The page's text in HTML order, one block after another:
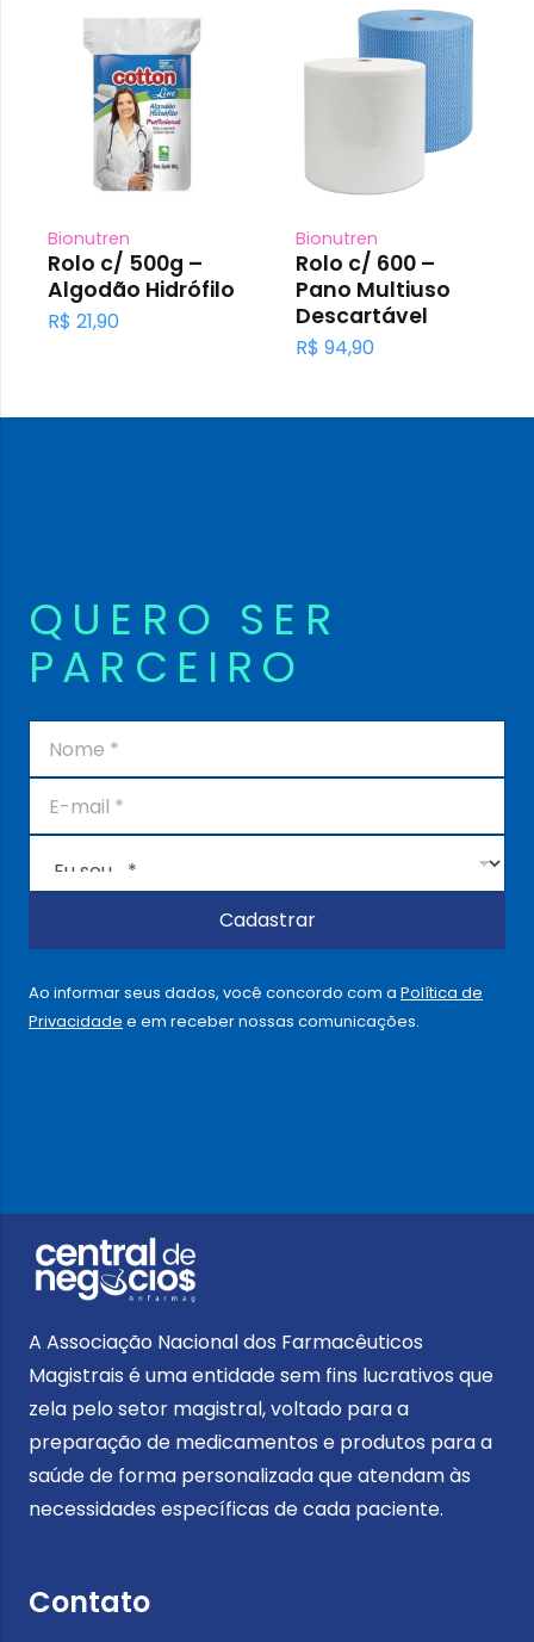
Bionutren
Rolo c/ 500g –
Algodão Hidrófilo
R$ 21,90
Bionutren
Rolo c/ 600 –
Pano Multiuso
Descartável
R$ 94,90
QUERO SER
PARCEIRO
N
m
E
m
l
E
s
.
.
.
Cadastrar
Ao informar seus dados, você concordo com a Política de
Privacidade e em receber nossas comunicações.
A Associação Nacional dos Farmacêuticos
Magistrais é uma entidade sem fins lucrativos que
zela pelo setor magistral, voltado para a
preparação de medicamentos e produtos para a
saúde de forma personalizada que atendam às
necessidades específicas de cada paciente.
Contato